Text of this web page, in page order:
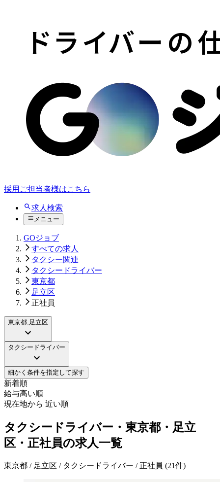
採用ご担当者様はこちら
求人検索
メニュー
GOジョブ
すべての求人
タクシー関連
タクシードライバー
東京都
足立区
正社員
東京都,足立区
タクシードライバー
細かく条件を指定して探す
新着順
給与高い順
現在地から 近い順
タクシードライバー・東京都・足立
区・正社員の求人一覧
東京都 / 足立区 / タクシードライバー / 正社員 (21件)